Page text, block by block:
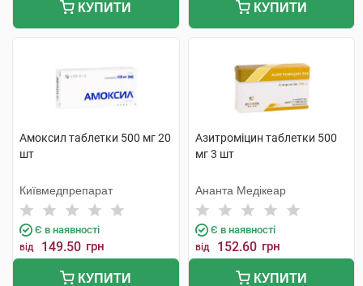
КУПИТИ КУПИТИ
Амоксил таблетки 500 мг 20
шт
Київмедпрепарат
Є в наявності
від 149.50 грн
КУПИТИ
Азитроміцин таблетки 500
мг 3 шт
Ананта Медікеар
Є в наявності
від 152.60 грн
КУПИТИ